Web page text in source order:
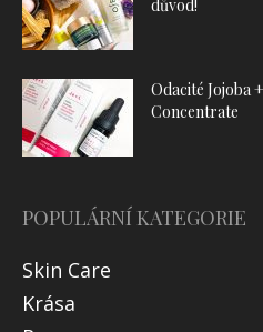
důvod!
Odacité Jojoba
Concentrate
POPULÁRNÍ KATEGORIE
Skin Care
Krása